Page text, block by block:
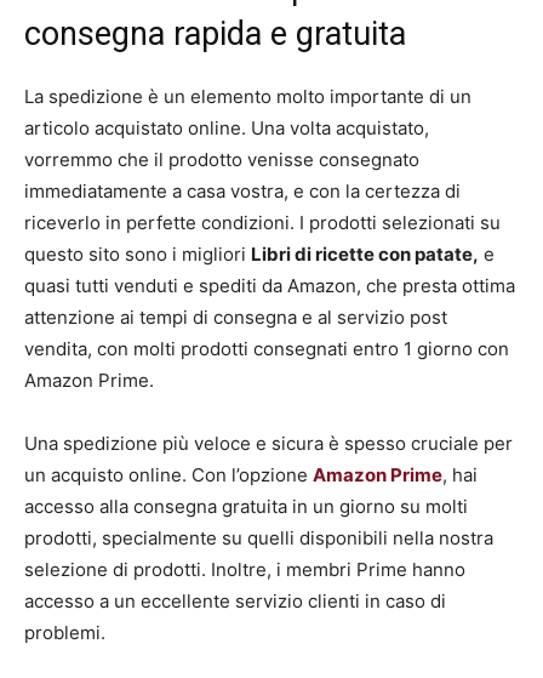
consegna rapida e gratuita
La spedizione è un elemento molto importante di un
articolo acquistato online. Una volta acquistato,
vorremmo che il prodotto venisse consegnato
immediatamente a casa vostra, e con la certezza di
riceverlo in perfette condizioni. I prodotti selezionati su
questo sito sono i migliori Libri di ricette con patate, e
quasi tutti venduti e spediti da Amazon, che presta ottima
attenzione ai tempi di consegna e al servizio post
vendita, con molti prodotti consegnati entro 1 giorno con
Amazon Prime.
Una spedizione più veloce e sicura è spesso cruciale per
un acquisto online. Con l’opzione Amazon Prime, hai
accesso alla consegna gratuita in un giorno su molti
prodotti, specialmente su quelli disponibili nella nostra
selezione di prodotti. Inoltre, i membri Prime hanno
accesso a un eccellente servizio clienti in caso di
problemi.